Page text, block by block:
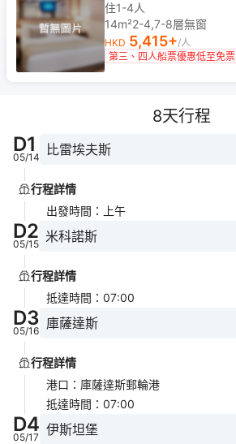
住1-4人
14m²2-4,7-8層無窗
HKD 5,415+/人
第三、四人船票優惠低至免票
8天行程
D1
05/14 比雷埃夫斯
行程詳情
出發時間 ： 上午
D2
05/15 米科諾斯
行程詳情
抵達時間 ： 07:00
D3
05/16 庫薩達斯
行程詳情
港口 ： 庫薩達斯郵輪港
抵達時間 ： 07:00
D4
05/17 伊斯坦堡